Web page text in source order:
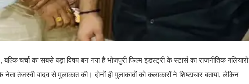
चर्चा का सबसे बड़ा विषय बन गया है भोजपुरी फिल्म इंडस्ट्री के स्टार्स का राजनीतिक गलियारों
तेजस्वी यादव से मुलाकात की। दोनों ही मुलाकातों को कलाकारों ने शिष्टाचार बताया, लेकिन